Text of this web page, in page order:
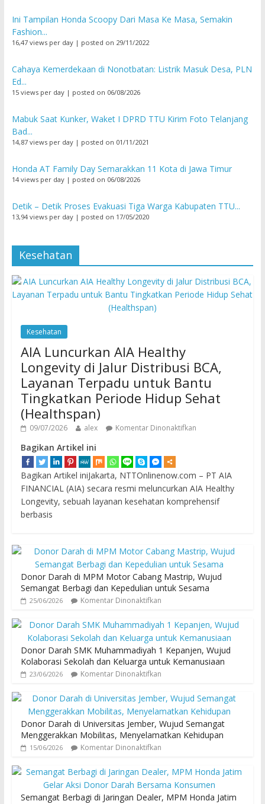
Ini Tampilan Honda Scoopy Dari Masa Ke Masa, Semakin
Fashion...
16,47 views per day| posted on 29/11/2022
Cahaya Kemerdekaan di Nonotbatan: Listrik Masuk Desa, PLN
Ed...
15 views per day| posted on 06/08/2026
Mabuk Saat Kunker, Waket I DPRD TTU Kirim Foto Telanjang
Bad...
14,87 views per day| posted on 01/11/2021
Honda AT Family Day Semarakkan 11 Kota di Jawa Timur
14 views per day| posted on 06/08/2026
Detik – Detik Proses Evakuasi Tiga Warga Kabupaten TTU...
13,94 views per day| posted on 17/05/2020
Kesehatan
Kesehatan
AIA Luncurkan AIA Healthy
Longevity di Jalur Distribusi BCA,
Layanan Terpadu untuk Bantu
Tingkatkan Periode Hidup Sehat
(Healthspan)
09/07/2026 alex Komentar Dinonaktifkan
Bagikan Artikel ini
Bagikan Artikel iniJakarta, NTTOnlinenow.com – PT AIA
FINANCIAL (AIA) secara resmi meluncurkan AIA Healthy
Longevity, sebuah layanan kesehatan komprehensif
berbasis
Donor Darah di MPM Motor Cabang Mastrip, Wujud
Semangat Berbagi dan Kepedulian untuk Sesama
25/06/2026 Komentar Dinonaktifkan
Donor Darah SMK Muhammadiyah 1 Kepanjen, Wujud
Kolaborasi Sekolah dan Keluarga untuk Kemanusiaan
23/06/2026 Komentar Dinonaktifkan
Donor Darah di Universitas Jember, Wujud Semangat
Menggerakkan Mobilitas, Menyelamatkan Kehidupan
15/06/2026 Komentar Dinonaktifkan
Semangat Berbagi di Jaringan Dealer, MPM Honda Jatim